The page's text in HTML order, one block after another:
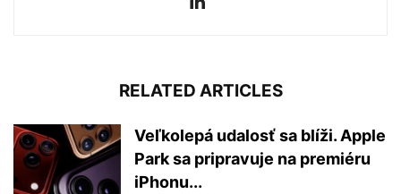
RELATED ARTICLES
Veľkolepá udalosť sa blíži. Apple
Park sa pripravuje na premiéru
iPhonu...